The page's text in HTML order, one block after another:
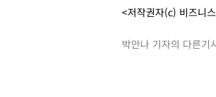
<저작권자(c) 비즈니
박안나 기자의 다른기